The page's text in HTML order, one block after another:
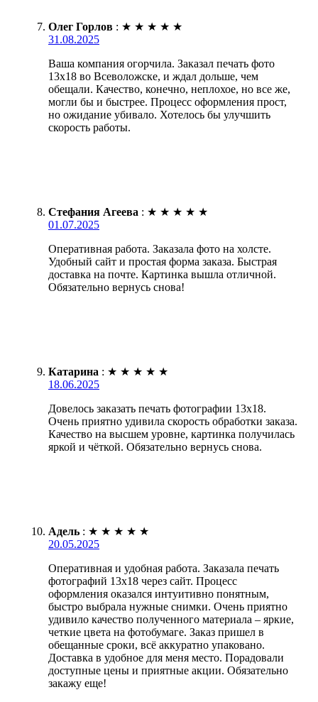
Олег Горлов : ★ ★ ★ ★ ★
31.08.2025
Ваша компания огорчила. Заказал печать фото
13х18 во Всеволожске, и ждал дольше, чем
обещали. Качество, конечно, неплохое, но все же,
могли бы и быстрее. Процесс оформления прост,
но ожидание убивало. Хотелось бы улучшить
скорость работы.
Стефания Агеева : ★ ★ ★ ★ ★
01.07.2025
Оперативная работа. Заказала фото на холсте.
Удобный сайт и простая форма заказа. Быстрая
доставка на почте. Картинка вышла отличной.
Обязательно вернусь снова!
Катарина : ★ ★ ★ ★ ★
18.06.2025
Довелось заказать печать фотографии 13х18.
Очень приятно удивила скорость обработки заказа.
Качество на высшем уровне, картинка получилась
яркой и чёткой. Обязательно вернусь снова.
Адель : ★ ★ ★ ★ ★
20.05.2025
Оперативная и удобная работа. Заказала печать
фотографий 13х18 через сайт. Процесс
оформления оказался интуитивно понятным,
быстро выбрала нужные снимки. Очень приятно
удивило качество полученного материала – яркие,
четкие цвета на фотобумаге. Заказ пришел в
обещанные сроки, всё аккуратно упаковано.
Доставка в удобное для меня место. Порадовали
доступные цены и приятные акции. Обязательно
закажу еще!